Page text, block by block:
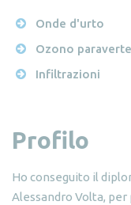
Onde d'urto
Ozono
Infiltrazioni
Profilo
Ho conseguito il
Alessandro Volta,